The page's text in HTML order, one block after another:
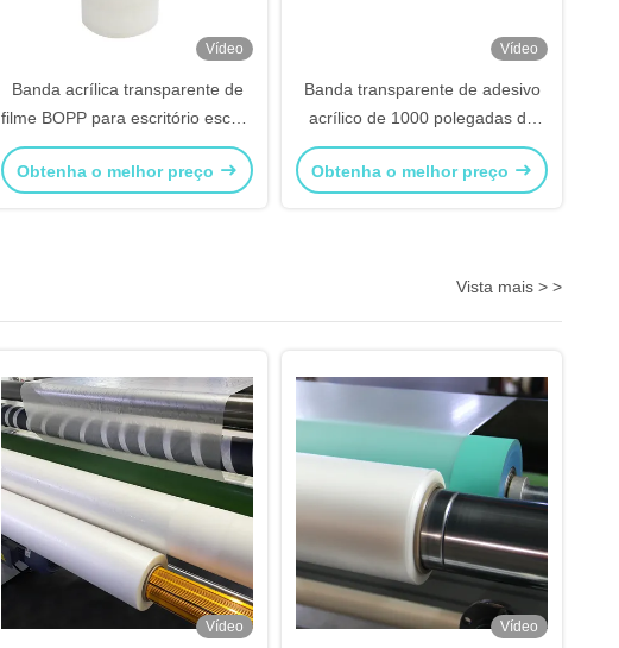
Vídeo
Banda acrílica transparente de
filme BOPP para escritório escola
em casa
Obtenha o melhor preço
Vídeo
Banda transparente de adesivo
acrílico de 1000 polegadas de
comprimento 1/2 polegada de
largura
Obtenha o melhor preço
Vista mais > >
Vídeo Vídeo